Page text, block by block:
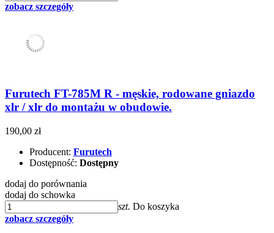
zobacz szczegóły
Furutech FT-785M R - męskie, rodowane gniazdo
xlr / xlr do montażu w obudowie.
190,00 zł
Producent: Furutech
Dostępność: Dostępny
dodaj do porównania
dodaj do schowka
szt. Do koszyka
zobacz szczegóły